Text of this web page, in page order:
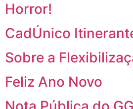
Horror!
CadÚnico
Sobre a
Feliz Ano Novo